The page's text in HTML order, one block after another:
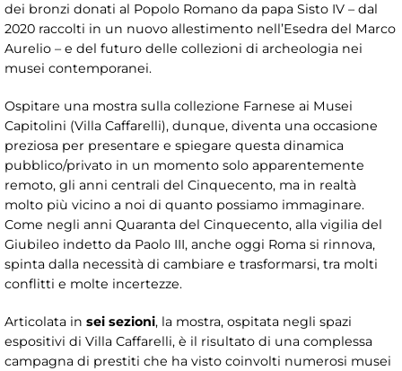
dei bronzi donati al Popolo Romano da papa Sisto IV – dal
2020 raccolti in un nuovo allestimento nell’Esedra del Marco
Aurelio – e del futuro delle collezioni di archeologia nei
musei contemporanei.
Ospitare una mostra sulla collezione Farnese ai Musei
Capitolini (Villa Caffarelli), dunque, diventa una occasione
preziosa per presentare e spiegare questa dinamica
pubblico/privato in un momento solo apparentemente
remoto, gli anni centrali del Cinquecento, ma in realtà
molto più vicino a noi di quanto possiamo immaginare.
Come negli anni Quaranta del Cinquecento, alla vigilia del
Giubileo indetto da Paolo III, anche oggi Roma si rinnova,
spinta dalla necessità di cambiare e trasformarsi, tra molti
conflitti e molte incertezze.
Articolata in sei sezioni, la mostra, ospitata negli spazi
espositivi di Villa Caffarelli, è il risultato di una complessa
campagna di prestiti che ha visto coinvolti numerosi musei